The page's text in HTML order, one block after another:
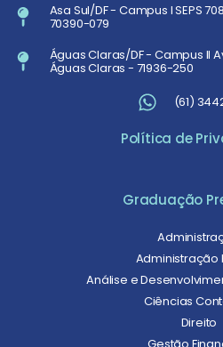
Asa Sul/DF - Campus I SEPS
70390-079
Águas Claras/DF - Campus II
Águas Claras - 71936-250
(61)
Política de
Graduação
Administração
Análise e
Ciências
Direito
Gestão